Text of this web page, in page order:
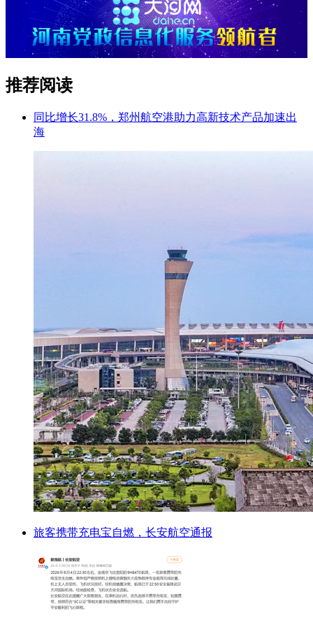
推荐阅读
同比增长31.8%，郑州航空港助力高新技术产品加速出
海
旅客携带充电宝自燃，长安航空通报